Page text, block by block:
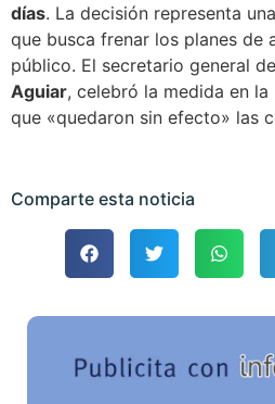
días. La decisión representa
que busca frenar los planes de
público. El secretario general
Aguiar, celebró la medida en
que «quedaron sin efecto» las
Comparte esta noticia